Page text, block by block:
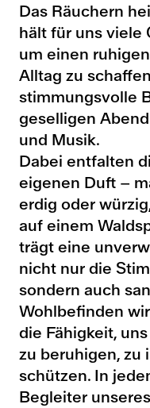
Das Räuchern
hält für uns viele
um einen
Alltag zu
stimmungsvolle
geselligen
und Musik.
Dabei entfalten
eigenen Duft –
erdig oder
auf einem
trägt eine
nicht nur die
sondern auch
Wohlbefinden
die Fähigkeit,
zu beruhigen, zu
schützen. In
Begleiter